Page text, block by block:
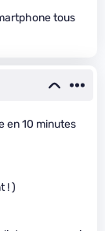
tous
en 10 minutes
! )